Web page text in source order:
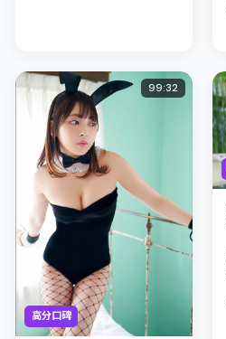
高分口碑
99:32